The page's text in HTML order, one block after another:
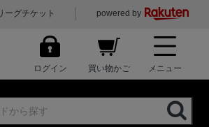
ーグチケット powered by
ログイン 買い物かご メニュー